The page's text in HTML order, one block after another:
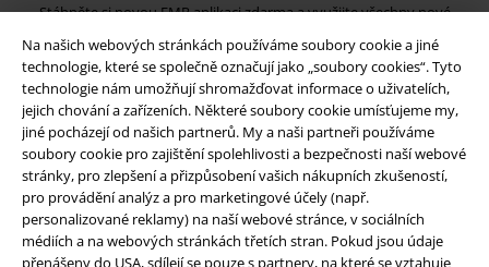
Na našich webových stránkách používáme soubory cookie a jiné
technologie, které se společně označují jako „soubory cookies“. Tyto
technologie nám umožňují shromažďovat informace o uživatelích,
jejich chování a zařízeních. Některé soubory cookie umísťujeme my,
jiné pocházejí od našich partnerů. My a naši partneři používáme
soubory cookie pro zajištění spolehlivosti a bezpečnosti naší webové
stránky, pro zlepšení a přizpůsobení vašich nákupních zkušeností,
pro provádění analýz a pro marketingové účely (např.
personalizované reklamy) na naší webové stránce, v sociálních
médiích a na webových stránkách třetích stran. Pokud jsou údaje
přenášeny do USA, sdílejí se pouze s partnery, na které se vztahuje
Stáhněte si novou EMP aplikaci zdarma a využijte všechny nové
A Warner Music Group Company